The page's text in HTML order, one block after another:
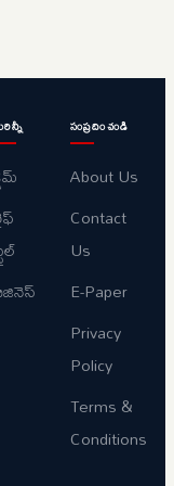
సంప్రదించండి
About Us
Contact
Us
E-Paper
Privacy
Policy
Terms &
Conditions